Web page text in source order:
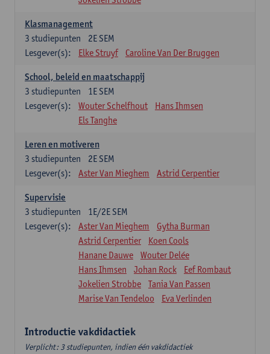
Klasmanagement
2E SEM
3 studiepunten
Lesgever(s):
Elke Struyf Caroline Van Der Bruggen
School, beleid en maatschappij
1E SEM
3 studiepunten
Lesgever(s):
Wouter Schelfhout
Hans Ihmsen
Els Tanghe
Leren en motiveren
2E SEM
3 studiepunten
Lesgever(s):
Aster Van Mieghem Astrid Cerpentier
Supervisie
1E/2E SEM
3 studiepunten
Lesgever(s):
Aster Van Mieghem
Gytha Burman
Astrid Cerpentier
Koen Cools
Hanane Dauwe
Wouter Delée
Hans Ihmsen
Johan Rock
Eef Rombaut
Jokelien Strobbe
Tania Van Passen
Marise Van Tendeloo
Eva Verlinden
Introductie vakdidactiek
Verplicht: 3 studiepunten, indien één vakdidactiek